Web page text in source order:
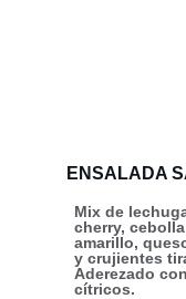
ENSALADA
Mix de
cherry,
amarillo,
y crujientes
Aderezado
cítricos.